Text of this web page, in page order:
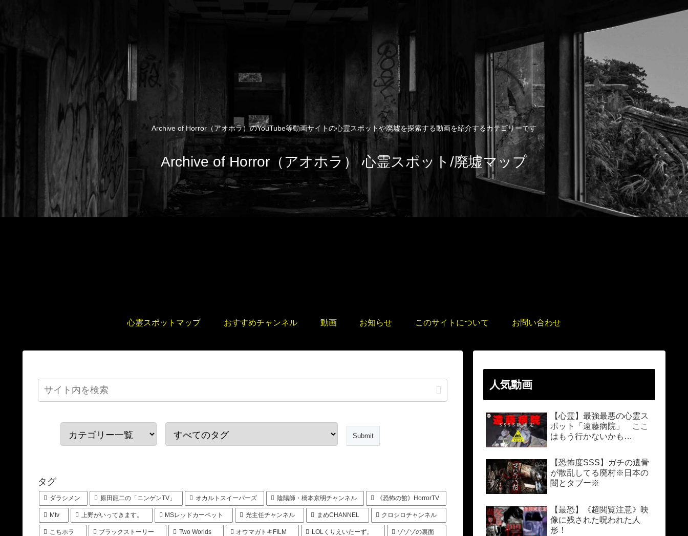
Archive of Horror（アオホラ）のYouTube等動画サイトの心霊スポットや廃墟を探索する動画を紹介するカテゴリーです
Archive of Horror（アオホラ） 心霊スポット/廃墟マップ
心霊スポットマップ おすすめチャンネル 動画 お知らせ このサイトについて お問い合わせ
タグ
ダラシメン 原田龍二の「ニンゲンTV」 オカルトスイーパーズ 陰陽師・橋本京明チャンネル 《恐怖の館》HorrorTV
Mtv 上野がいってきます。 MSレッドカーペット 光主任チャンネル まめCHANNEL クロシロチャンネル
こちホラ ブラックストーリー Two Worlds オウマガトキFILM LOLくりえいたーず。 ゾゾゾの裏面
人気動画
【心霊】最強最悪の心霊ス
ポット「遠藤病院」 ここ
はもう行かないかも…
【恐怖度SSS】ガチの遺骨
が散乱してる廃村※日本の
闇とタブー※
【最恐】《超閲覧注意》映
像に残された呪われた人
形！